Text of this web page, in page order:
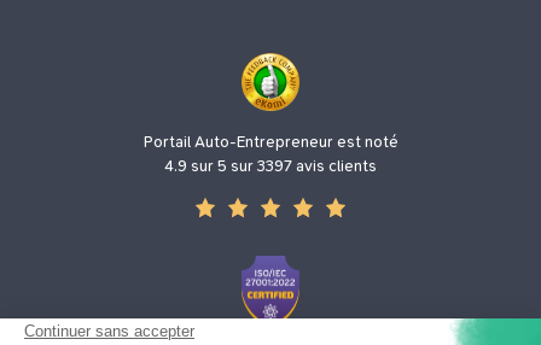
Portail Auto-Entrepreneur est noté
4.9 sur 5 sur 3397 avis clients